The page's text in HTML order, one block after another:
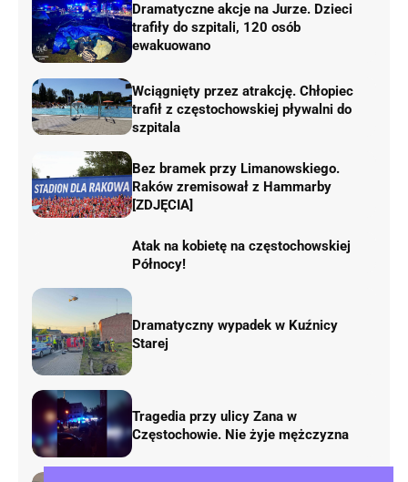
Dramatyczne akcje na Jurze. Dzieci
trafiły do szpitali, 120 osób
ewakuowano
Wciągnięty przez atrakcję. Chłopiec
trafił z częstochowskiej pływalni do
szpitala
Bez bramek przy Limanowskiego.
Raków zremisował z Hammarby
[ZDJĘCIA]
Atak na kobietę na częstochowskiej
Północy!
Dramatyczny wypadek w Kuźnicy
Starej
Tragedia przy ulicy Zana w
Częstochowie. Nie żyje mężczyzna